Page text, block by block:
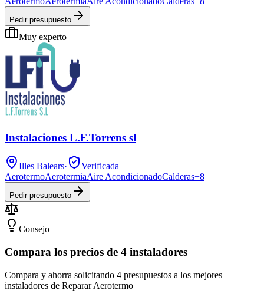
Pedir presupuesto
Muy experto
Instalaciones L.F.Torrens sl
Illes Balears·
Verificada
AerotermoAerotermiaAire AcondicionadoCalderas+8
Pedir presupuesto
Consejo
Compara los precios de 4 instaladores
Compara y ahorra solicitando 4 presupuestos a los mejores
instaladores de Reparar Aerotermo